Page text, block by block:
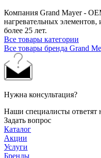
Компания Grand Mayer -
нагревательных
более 25 лет.
Все товары категории
Все товары бренда Grand
Нужна консультация?
Наши специалисты
Задать вопрос
Каталог
Акции
Услуги
Бренды